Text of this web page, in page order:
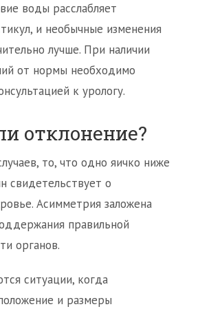
воды расслабляет
и необычные изменения
лучше. При наличии
от нормы необходимо
к урологу.
отклонение?
то, что одно яичко ниже
свидетельствует о
Асимметрия заложена
правильной
органов.
ситуации, когда
и размеры